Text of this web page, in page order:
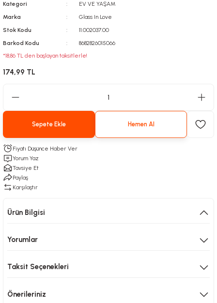
Kategori
EV VE YAŞAM
Marka
Glass In Love
Stok Kodu
11.002037.00
Barkod Kodu
8682826015066
*18,86 TL den başlayan taksitlerle!
174,99 TL
Sepete Ekle Hemen Al
Fiyatı Düşünce Haber Ver
Yorum Yaz
Tavsiye Et
Paylaş
Karşılaştır
Ürün Bilgisi
Yorumlar
Taksit Seçenekleri
Önerileriniz